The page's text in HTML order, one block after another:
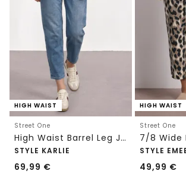
HIGH WAIST
Street One
High Waist Barrel Leg Jeans im Loose Fit
STYLE KARLIE
69,99 €
HIGH WAIST
Street One
STYLE
49,99 €